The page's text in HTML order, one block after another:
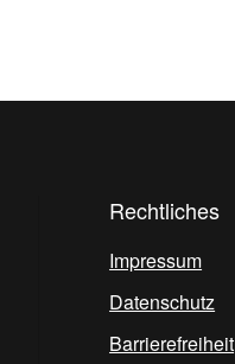
Rechtliches
Impressum
Datenschutz
Barrierefreiheit